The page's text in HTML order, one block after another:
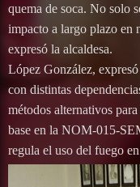
quema de soca. No solo
impacto a largo plazo en
expresó la alcaldesa.
López González,
con distintas
métodos alternativos
base en la NOM-015-
regula el uso del fuego